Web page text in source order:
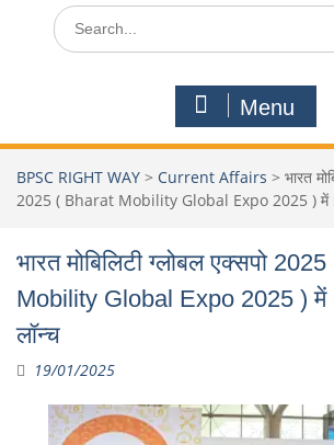
Menu
BPSC RIGHT WAY > Current Affairs > भारत
2025 ( Bharat Mobility Global Expo 2025 ) में
भारत मोबिलिटी ग्लोबल एक्सपो
Mobility Global Expo 2025 ) में
लॉन्च
19/01/2025